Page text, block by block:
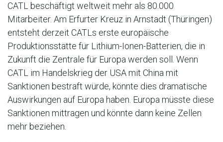
CATL beschäftigt weltweit mehr als 80.000
Mitarbeiter. Am Erfurter Kreuz in Arnstadt (Thüringen)
entsteht derzeit CATLs erste europäische
Produktionsstätte für Lithium-Ionen-Batterien, die in
Zukunft die Zentrale für Europa werden soll. Wenn
CATL im Handelskrieg der USA mit China mit
Sanktionen bestraft würde, könnte dies dramatische
Auswirkungen auf Europa haben. Europa müsste diese
Sanktionen mittragen und könnte dann keine Zellen
mehr beziehen.